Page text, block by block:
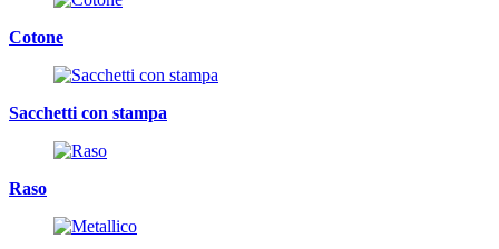
Cotone
Sacchetti con stampa
Raso